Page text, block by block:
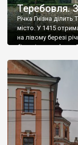
Теребовля.
Річка Гнізна
місто. У 1415
на лівому березі
більшість
костел та цікаві
Прогулянку центру